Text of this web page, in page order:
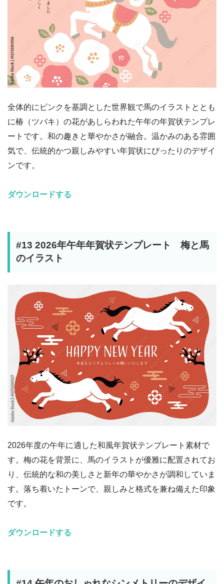
全体的にピンクを基調とした世界観で馬のイラストととも
に椿（ツバキ）の花があしらわれた午年の年賀状テンプレ
ートです。和の趣きと華やかさが融合。温かみのある雰囲
気で、伝統的かつ親しみやすい年賀状にぴったりのデザイ
ンです。
ダウンロードする
#13 2026年午年年賀状テンプレート 梅と馬
のイラスト
2026年度の午年に適した和風年賀状テンプレート素材で
す。梅の花を背景に、馬のイラストが優雅に配置されてお
り、伝統的な和の美しさと新年の華やかさが調和していま
す。落ち着いたトーンで、親しみと格式を兼ね備えた印象
です。
ダウンロードする